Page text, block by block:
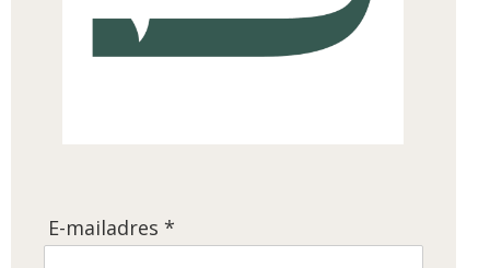
E-mailadres *